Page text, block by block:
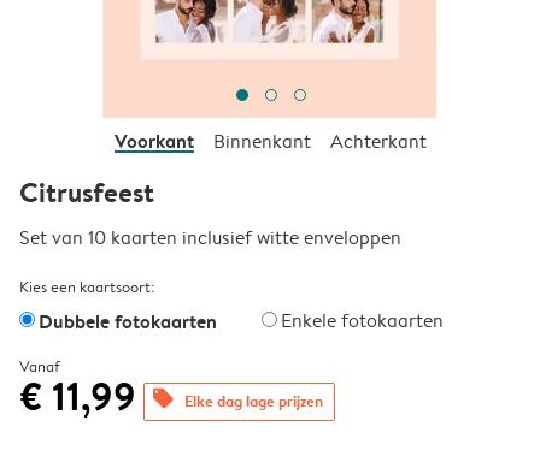
Voorkant Binnenkant Achterkant
Citrusfeest
Set van 10 kaarten inclusief witte enveloppen
Kies een kaartsoort:
Dubbele fotokaarten Enkele fotokaarten
Vanaf
€ 11,99 offers Elke dag lage prijzen